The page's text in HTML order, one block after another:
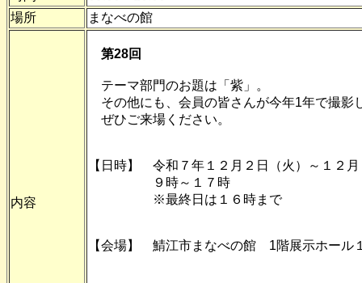
場所
まなべの館
内容
第28回
テーマ部門のお題は「紫」。
その他にも、会員の皆さんが今年1年で撮影
ぜひご来場ください。
【日時】 令和７年１２月２日（火）～１２
９時～１７時
※最終日は１６時まで
【会場】 鯖江市まなべの館 1階展示ホール